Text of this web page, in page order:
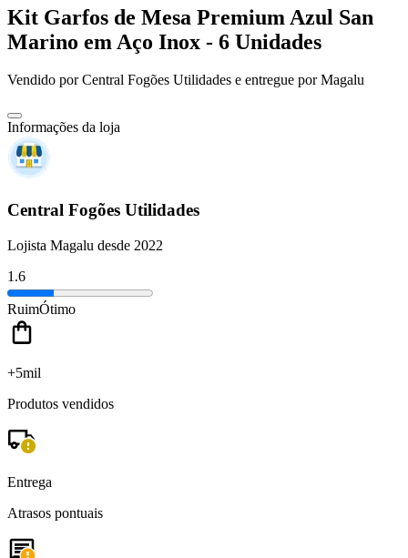
Kit Garfos de Mesa Premium Azul San
Marino em Aço Inox - 6 Unidades
Vendido porCentral Fogões Utilidades e entregue por Magalu
Informações da loja
Central Fogões Utilidades
Lojista Magalu desde 2022
1.6
RuimÓtimo
+5mil
Produtos vendidos
Entrega
Atrasos pontuais